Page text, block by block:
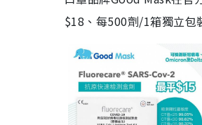
$18、每500劑/1箱獨立包